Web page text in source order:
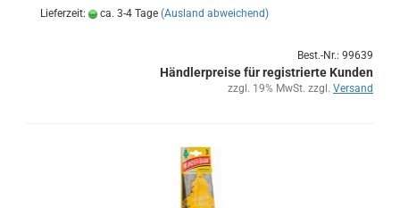
Lieferzeit: ca. 3-4 Tage (Ausland abweichend)
Best.-Nr.: 99639
Händlerpreise für registrierte Kunden
zzgl. 19% MwSt. zzgl. Versand